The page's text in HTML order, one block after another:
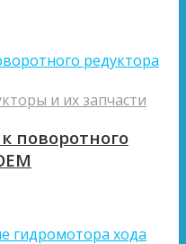
и их запчасти
поворотного